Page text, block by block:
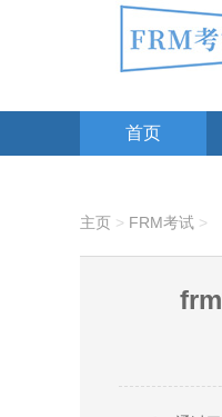
首页
主页 > FRM考试 >